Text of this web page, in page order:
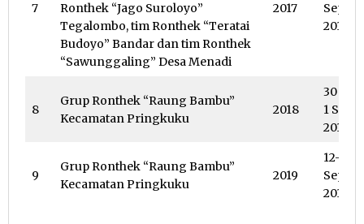
7
Ronthek “Jago Suroloyo”
Tegalombo, tim Ronthek “Teratai
Budoyo” Bandar dan tim Ronthek
“Sawunggaling” Desa Menadi
2017
2017
8
Grup Ronthek “Raung Bambu”
Kecamatan Pringkuku
2018
30
1
2018
9
Grup Ronthek “Raung Bambu”
Kecamatan Pringkuku
2019
12-14
2019